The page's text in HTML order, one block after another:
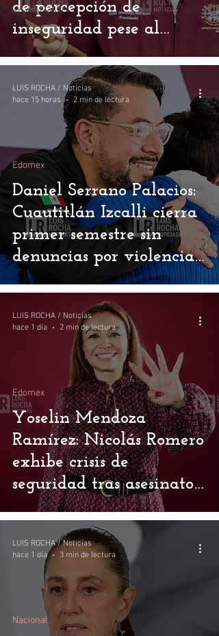
Internacional
de percepción de
inseguridad pese al
discurso oficial
Daniel Serrano Palacios:
Cuautitlán Izcalli cierra
primer semestre sin
denuncias por violencia
de género
Edomex
LUIS ROCHA / Noticias
hace 15 horas
2 min de lectura
Yoselin Mendoza
Ramírez: Nicolás Romero
exhibe crisis de
seguridad tras asesinato
en Town Center
Edomex
LUIS ROCHA / Noticias
hace 1 día
2 min de lectura
Nacional
LUIS ROCHA / Noticias
hace 1 día
3 min de lectura